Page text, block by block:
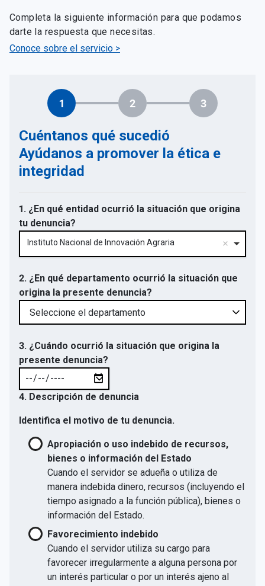
Completa la siguiente información para que podamos
darte la respuesta que necesitas.
Conoce sobre el servicio >
1 2 3
Cuéntanos qué sucedió
Ayúdanos a promover la ética e
integridad
1. ¿En qué entidad ocurrió la situación que origina
tu denuncia?
Instituto Nacional de Innovación Agraria
2. ¿En qué departamento ocurrió la situación que
origina la presente denuncia?
3. ¿Cuándo ocurrió la situación que origina la
presente denuncia?
4. Descripción de denuncia
Identifica el motivo de tu denuncia.
Apropiación o uso indebido de recursos,
bienes o información del Estado
Cuando el servidor se adueña o utiliza de
manera indebida dinero, recursos (incluyendo el
tiempo asignado a la función pública), bienes o
información del Estado.
Favorecimiento indebido
Cuando el servidor utiliza su cargo para
favorecer irregularmente a alguna persona por
un interés particular o por un interés ajeno al